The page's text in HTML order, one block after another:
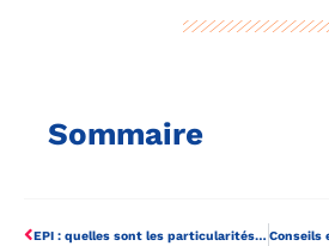
Sommaire
EPI : quelles sont les particularités de fabrication ?